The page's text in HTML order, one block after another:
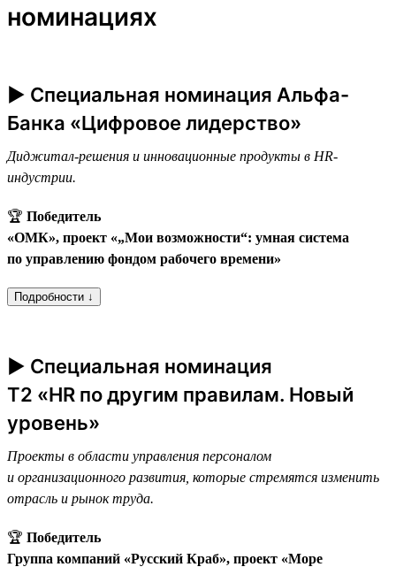
номинациях
► Специальная номинация Альфа-
Банка «Цифровое лидерство»
Диджитал-решения и инновационные продукты в HR-
индустрии.
🏆 Победитель
«ОМК», проект «„Мои возможности“: умная система
по управлению фондом рабочего времени»
Подробности ↓
► Специальная номинация
T2 «HR по другим правилам. Новый
уровень»
Проекты в области управления персоналом
и организационного развития, которые стремятся изменить
отрасль и рынок труда.
🏆 Победитель
Группа компаний «Русский Краб», проект «Море